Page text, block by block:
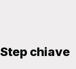
Step chiave